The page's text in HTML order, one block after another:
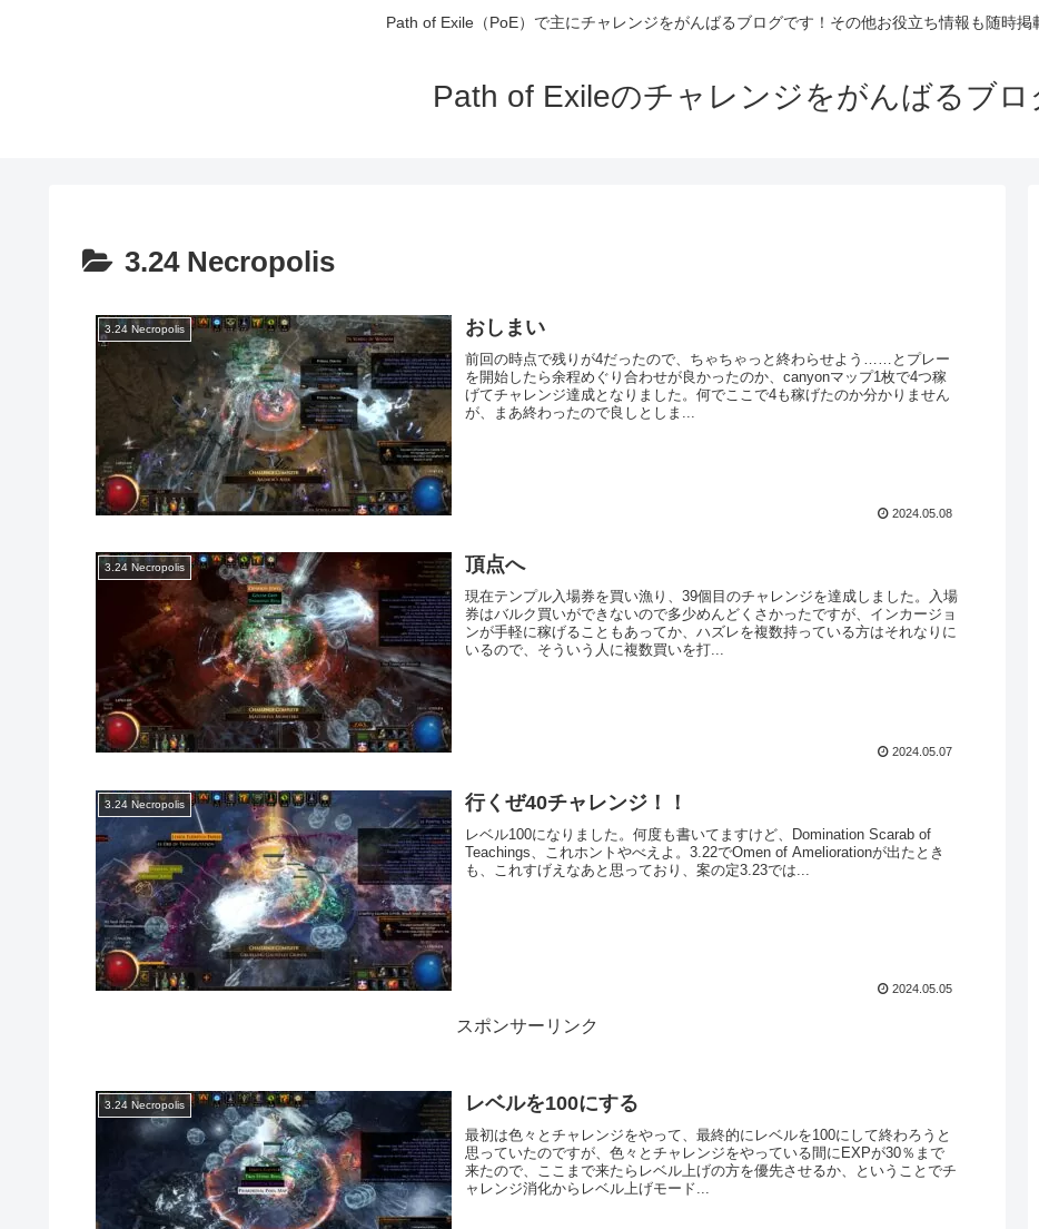
Path of Exile（PoE）で主にチャレンジをがんばるブログです！その他お役立ち情報も随時掲
Path of Exileのチャレンジをがんばるブロ
3.24 Necropolis
3.24 Necropolis おしまい
前回の時点で残りが4だったので、ちゃちゃっと終わらせよう……とプレー
を開始したら余程めぐり合わせが良かったのか、canyonマップ1枚で4つ稼
げてチャレンジ達成となりました。何でここで4も稼げたのか分かりません
が、まあ終わったので良しとしま...
2024.05.08
3.24 Necropolis 頂点へ
現在テンプル入場券を買い漁り、39個目のチャレンジを達成しました。入場
券はバルク買いができないので多少めんどくさかったですが、インカージョ
ンが手軽に稼げることもあってか、ハズレを複数持っている方はそれなりに
いるので、そういう人に複数買いを打...
2024.05.07
3.24 Necropolis 行くぜ40チャレンジ！！
レベル100になりました。何度も書いてますけど、Domination Scarab of
Teachings、これホントやべえよ。3.22でOmen of Ameliorationが出たとき
も、これすげえなあと思っており、案の定3.23では...
2024.05.05
スポンサーリンク
3.24 Necropolis レベルを100にする
最初は色々とチャレンジをやって、最終的にレベルを100にして終わろうと
思っていたのですが、色々とチャレンジをやっている間にEXPが30％まで
来たので、ここまで来たらレベル上げの方を優先させるか、ということでチ
ャレンジ消化からレベル上げモード...